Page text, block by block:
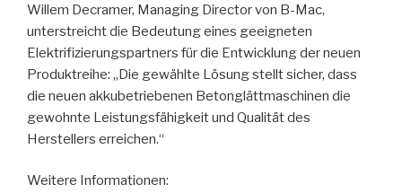
Willem Decramer, Managing Director von B-Mac,
unterstreicht die Bedeutung eines geeigneten
Elektrifizierungspartners für die Entwicklung der neuen
Produktreihe: „Die gewählte Lösung stellt sicher, dass
die neuen akkubetriebenen Betonglättmaschinen die
gewohnte Leistungsfähigkeit und Qualität des
Herstellers erreichen.“
Weitere Informationen: